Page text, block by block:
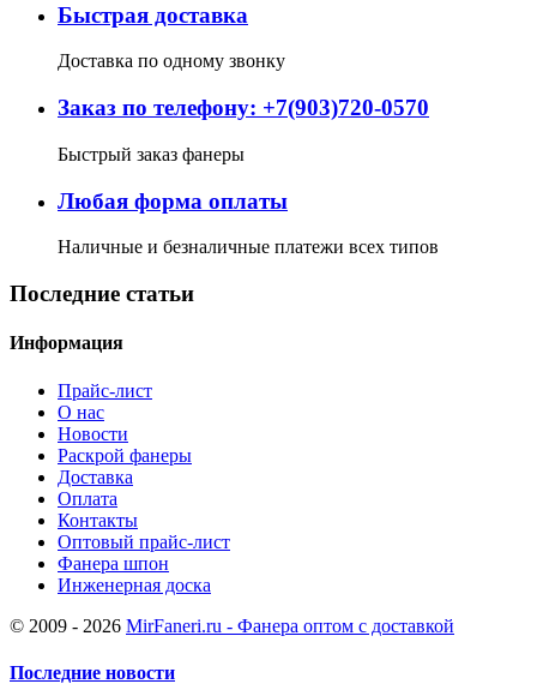
Быстрая доставка
Доставка по одному звонку
Заказ по телефону: +7(903)720-0570
Быстрый заказ фанеры
Любая форма оплаты
Наличные и безналичные платежи всех типов
Последние статьи
Информация
Прайс-лист
О нас
Новости
Раскрой фанеры
Доставка
Оплата
Контакты
Оптовый прайс-лист
Фанера шпон
Инженерная доска
© 2009 - 2026 MirFaneri.ru - Фанера оптом с доставкой
Последние новости